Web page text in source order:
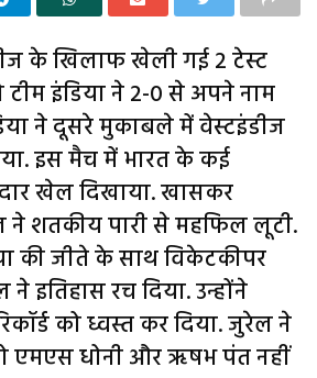
के खिलाफ खेली गई 2 टेस्ट
टीम इंडिया ने 2-0 से अपने नाम
ने दूसरे मुकाबले में वेस्टइंडीज
इस मैच में भारत के कई
खेल दिखाया. खासकर
शतकीय पारी से महफिल लूटी.
की जीते के साथ विकेटकीपर
इतिहास रच दिया. उन्होंने
को ध्वस्त कर दिया. जुरेल ने
एमएस धोनी और ऋषभ पंत नहीं